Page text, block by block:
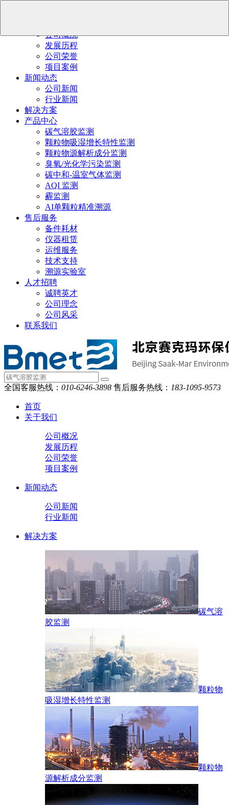
公司概况
发展历程
公司荣誉
项目案例
新闻动态
公司新闻
行业新闻
解决方案
产品中心
碳气溶胶监测
颗粒物吸湿增长特性监测
颗粒物源解析成分监测
臭氧/光化学污染监测
碳中和-温室气体监测
AQI 监测
霾监测
AI单颗粒精准溯源
售后服务
备件耗材
仪器租赁
运维服务
技术支持
溯源实验室
人才招聘
诚聘英才
公司理念
公司风采
联系我们
全国客服热线： 010-6246-3898 售后服务热线： 183-1095-9573
首页
关于我们
公司概况
发展历程
公司荣誉
项目案例
新闻动态
公司新闻
行业新闻
解决方案
碳气溶
胶监测
颗粒物
吸湿增长特性监测
颗粒物
源解析成分监测